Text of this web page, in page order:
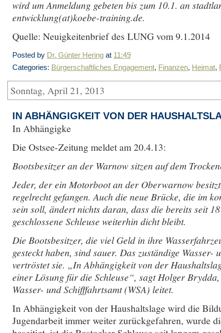
wird um Anmeldung gebeten bis zum 10.1. an
entwicklung(at)koebe-training.de.
Quelle: Neuigkeitenbrief des LUNG vom 9.1.2014
Posted by Dr. Günter Hering at 11:49
Categories: Bürgerschaftliches Engagement, Finanzen, Heimat,
Sonntag, April 21, 2013
IN ABHÄNGIGKEIT VON DER
In Abhängigke
Die Ostsee-Zeitung meldet am 20.4.13:
Bootsbesitzer an der Warnow sitzen auf dem
Jeder, der ein Motorboot an der Oberwarnow
regelrecht gefangen. Auch die neue Brücke, die im
sein soll, ändert nichts daran, dass die bereits seit
geschlossene Schleuse weiterhin dicht bleibt.
Die Bootsbesitzer, die viel Geld in ihre
gesteckt haben, sind sauer. Das zuständige Wasser-
vertröstet sie. „In Abhängigkeit von der
einer Lösung für die Schleuse“, sagt Holger
Wasser- und Schifffahrtsamt (WSA) leitet.
In Abhängigkeit von der Haushaltslage wird die
Jugendarbeit immer weiter zurückgefahren, wurde